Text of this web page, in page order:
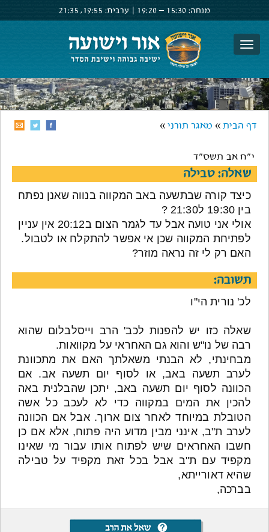
מנחה: 15:30 –
19:20 ערבית: 19:55,
21:35
דף הבית » מאגר תורני »
י"ח אב תשס"ד
שאלה: טבילה
כיצד קורה שבתשעה באב המקווה בנווה שאנן נפתח
בין 19:30 ל21:30 ?
אולי אני טועה אבל עד לגמר הצום ב20:12 אין עניין
לפתיחת המקווה שכן אי אפשר להתקלח או לטבול.
האם רק לי זה נראה מוזר?
תשובה:
לכ' נורית הי"ו
שאלה כזו יש להפנות לכב' הרב וייסלבלום שהוא
רבה של נו"ש והוא גם האחראי על מקוואות.
מבחינתי, לא הבנתי משאלתך האם את מתכוונת
לערב תשעה באב, או לסוף יום תשעה אב. אם
הכוונה לסוף יום תשעה באב, יתכן שהבלנית באה
להכין את המים במקווה כדי לא לעכב כל אשה
הטובלת במיוחד לאחר צום ארוך. אבל אם הכוונה
לערב ת"ב, אינני מבין מדוע היה פתוח, אלא אם כן
חשבו האחראים שיש לפתוח אותו עבור מי שאינו
מקפיד עם ת"ב אבל בכל זאת מקפיד על טבילה
שהיא דאורייתא,
בברכה,